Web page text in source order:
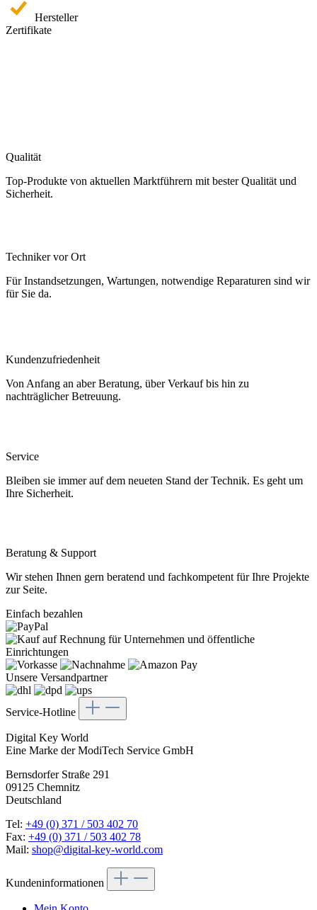
Hersteller
Zertifikate
Qualität
Top-Produkte von aktuellen Marktführern mit bester Qualität und
Sicherheit.
Techniker vor Ort
Für Instandsetzungen, Wartungen, notwendige Reparaturen sind wir
für Sie da.
Kundenzufriedenheit
Von Anfang an aber Beratung, über Verkauf bis hin zu
nachträglicher Betreuung.
Service
Bleiben sie immer auf dem neueten Stand der Technik. Es geht um
Ihre Sicherheit.
Beratung & Support
Wir stehen Ihnen gern beratend und fachkompetent für Ihre Projekte
zur Seite.
Einfach bezahlen
Unsere Versandpartner
Service-Hotline
Digital Key World
Eine Marke der ModiTech Service GmbH
Bernsdorfer Straße 291
09125 Chemnitz
Deutschland
Tel: +49 (0) 371 / 503 402 70
Fax: +49 (0) 371 / 503 402 78
Mail: shop@digital-key-world.com
Kundeninformationen